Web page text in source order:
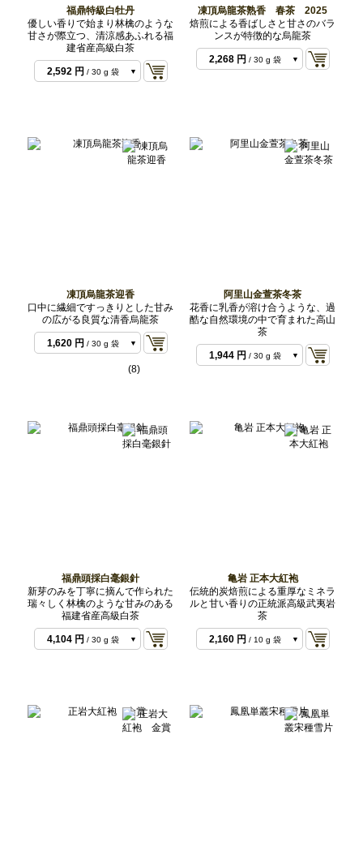
福鼎特級白牡丹
優しい香りで始まり林檎のような
甘さが際立つ、清涼感あふれる福
建省産高級白茶
864 円/ 10 g 袋
2,592 円 / 30 g 袋
凍頂烏龍茶熟香 春茶 2025
焙煎による香ばしさと甘さのバラ
ンスが特徴的な烏龍茶
2,268 円 / 30 g 袋
凍頂烏龍茶迎香
口中に繊細ですっきりとした甘み
の広がる良質な清香烏龍茶
1,620 円 / 30 g 袋
(8)
阿里山金萱茶冬茶
花香に乳香が溶け合うような、過
酷な自然環境の中で育まれた高山
茶
1,944 円 / 30 g 袋
福鼎頭採白毫銀針
新芽のみを丁寧に摘んで作られた
瑞々しく林檎のような甘みのある
福建省産高級白茶
1,404 円/ 10 g 袋
4,104 円 / 30 g 袋
亀岩 正本大紅袍
伝統的炭焙煎による重厚なミネラ
ルと甘い香りの正統派高級武夷岩
茶
2,160 円 / 10 g 袋